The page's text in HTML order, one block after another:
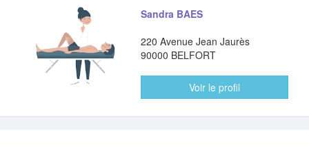
Sandra BAES
220 Avenue Jean Jaurès
90000 BELFORT
Voir le profil